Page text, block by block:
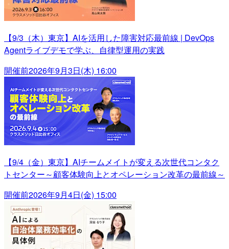
【9/3（木）東京】AIを活用した障害対応最前線 | DevOps
Agentライブデモで学ぶ、自律型運用の実践
開催前2026年9月3日(木) 16:00
【9/4（金）東京】AIチームメイトが変える次世代コンタク
トセンター～顧客体験向上とオペレーション改革の最前線～
開催前2026年9月4日(金) 15:00